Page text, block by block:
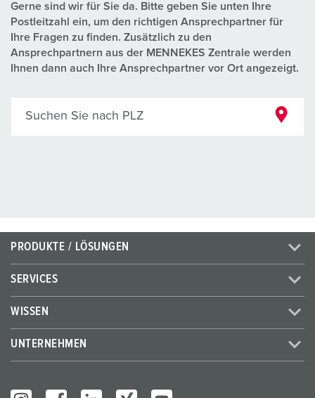
Gerne sind wir für Sie da. Bitte geben Sie unten Ihre
Postleitzahl ein, um den richtigen Ansprechpartner für
Ihre Fragen zu finden. Zusätzlich zu den
Ansprechpartnern aus der MENNEKES Zentrale werden
Ihnen dann auch Ihre Ansprechpartner vor Ort angezeigt.
Suchen Sie nach PLZ
PRODUKTE / LÖSUNGEN
SERVICES
WISSEN
UNTERNEHMEN